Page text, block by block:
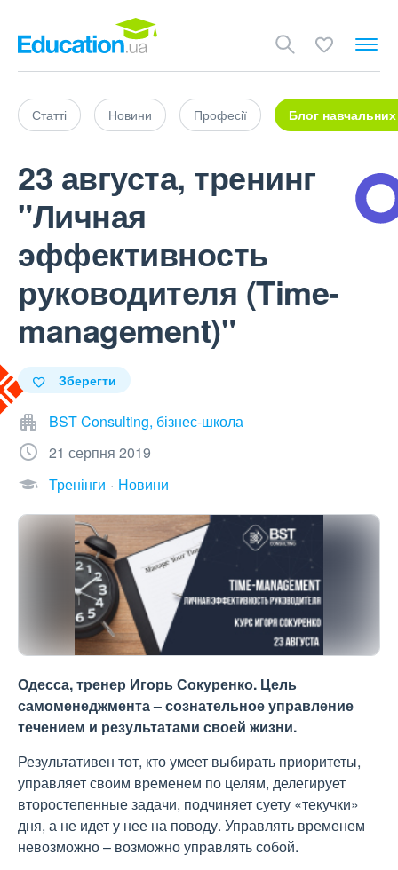
Статті Новини Професії Блог навчальних
23 августа, тренинг
"Личная
эффективность
руководителя (Time-
management)"
Зберегти
BST Consulting, бізнес-школа
21 серпня 2019
Тренінги
Новини
Одесса, тренер Игорь Сокуренко. Цель
самоменеджмента – сознательное управление
течением и результатами своей жизни.
Результативен тот, кто умеет выбирать приоритеты,
управляет своим временем по целям, делегирует
второстепенные задачи, подчиняет суету «текучки»
дня, а не идет у нее на поводу. Управлять временем
невозможно – возможно управлять собой.